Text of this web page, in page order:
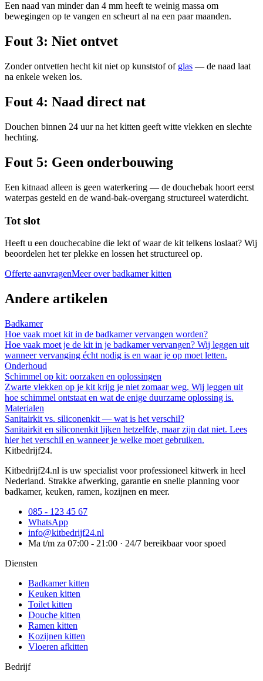
Een naad van minder dan 4 mm heeft te weinig massa om
bewegingen op te vangen en scheurt al na een paar maanden.
Fout 3: Niet ontvet
Zonder ontvetten hecht kit niet op kunststof of glas — de naad laat
na enkele weken los.
Fout 4: Naad direct nat
Douchen binnen 24 uur na het kitten geeft witte vlekken en slechte
hechting.
Fout 5: Geen onderbouwing
Een kitnaad alleen is geen waterkering — de douchebak hoort eerst
waterpas gesteld en de wand-bak-overgang structureel waterdicht.
Tot slot
Heeft u een douchecabine die lekt of waar de kit telkens loslaat? Wij
beoordelen het ter plekke en lossen het structureel op.
Offerte aanvragenMeer overbadkamer kitten
Andere artikelen
Badkamer
Hoe vaak moet kit in de badkamer vervangen worden?
Hoe vaak moet je de kit in je badkamer vervangen? Wij leggen uit
wanneer vervanging écht nodig is en waar je op moet letten.
Onderhoud
Schimmel op kit: oorzaken en oplossingen
Zwarte vlekken op je kit krijg je niet zomaar weg. Wij leggen uit
hoe schimmel ontstaat en wat de enige duurzame oplossing is.
Materialen
Sanitairkit vs. siliconenkit — wat is het verschil?
Sanitairkit en siliconenkit lijken hetzelfde, maar zijn dat niet. Lees
hier het verschil en wanneer je welke moet gebruiken.
Kitbedrijf24.
Kitbedrijf24.nl is uw specialist voor professioneel kitwerk in heel
Nederland. Strakke afwerking, garantie en snelle planning voor
badkamer, keuken, ramen, kozijnen en meer.
085 - 123 45 67
WhatsApp
info@kitbedrijf24.nl
Ma t/m za 07:00 - 21:00 · 24/7 bereikbaar voor spoed
Diensten
Badkamer kitten
Keuken kitten
Toilet kitten
Douche kitten
Ramen kitten
Kozijnen kitten
Vloeren afkitten
Bedrijf